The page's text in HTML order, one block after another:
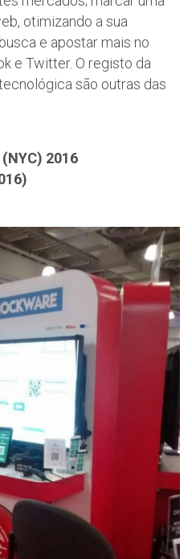
otimizando a sua
e apostar mais no
e Twitter. O registo da
são outras das
(NYC) 2016